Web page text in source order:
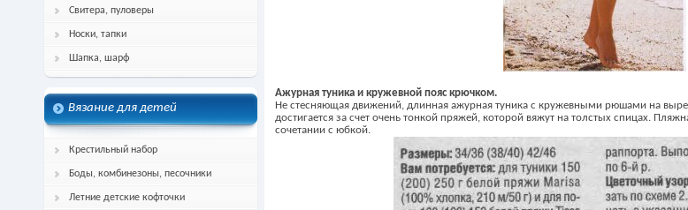
Свитера, пуловеры
Носки, тапки
Шапка, шарф
Вязание для детей
Крестильный набор
Боды, комбинезоны, песочники
Летние детские кофточки
Ажурная туника и кружевной пояс крючком.
Не стесняющая движений, длинная ажурная туника с кружевными рюшами на
достигается за счет очень тонкой пряжей, которой вяжут на толстых спицах.
сочетании с юбкой.